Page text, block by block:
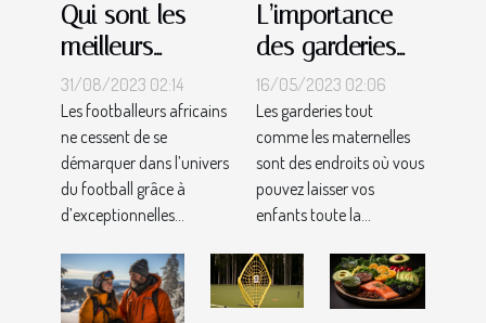
Qui sont les
meilleurs
joueurs
africains en
2023 ?
31/08/2023 02:14
Les footballeurs africains
ne cessent de se
démarquer dans l’univers
du football grâce à
d’exceptionnelles...
L’importance
des garderies
pour vos
enfants
16/05/2023 02:06
Les garderies tout
comme les maternelles
sont des endroits où vous
pouvez laisser vos
enfants toute la...